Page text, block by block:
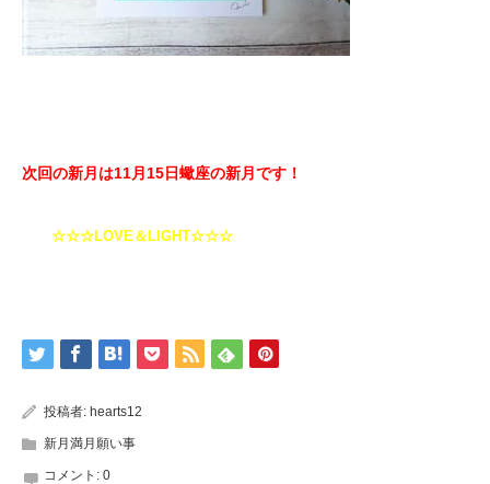
次回の新月は11月15日蠍座の新月 です！
☆☆☆LOVE＆LIGHT☆☆☆
投稿者: hearts12
新月満月願い事
コメント: 0